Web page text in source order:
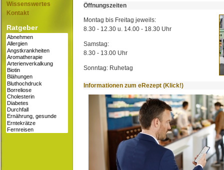
Wissenswertes
Kontakt
Ratgeber
Öffnungszeiten
Montag bis Freitag jeweils:
8.30 - 12.30 u. 14.00 - 18.30 Uhr
Samstag:
8.30 - 13.00 Uhr
Sonntag: Ruhetag
Informationen zum eRezept (Klick!)